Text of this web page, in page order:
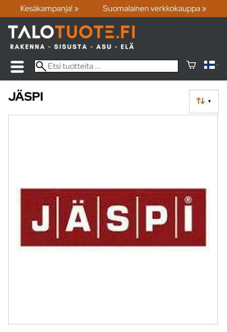
Kesäkampanja! » Suomalainen verkkokauppa »
▼
JÄSPI